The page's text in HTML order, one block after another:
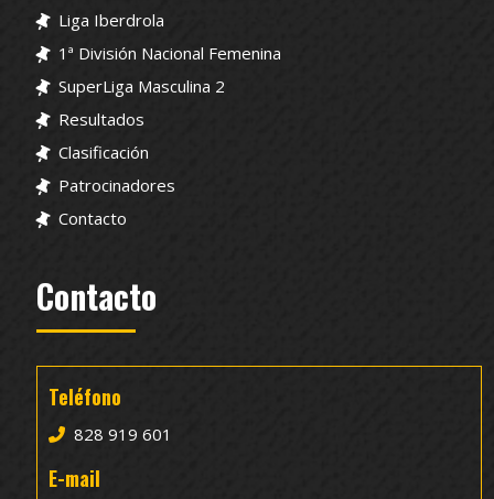
Liga Iberdrola
1ª División Nacional Femenina
SuperLiga Masculina 2
Resultados
Clasificación
Patrocinadores
Contacto
Contacto
Teléfono
828 919 601
E-mail